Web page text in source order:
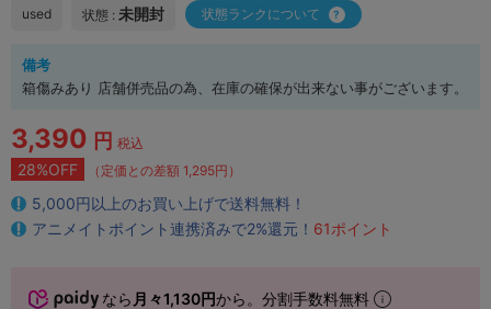
used 状態 : 未開封 状態ランクについて
備考
箱傷みあり 店舗併売品の為、在庫の確保が出来ない事がございます。
3,390 円 税込
28%OFF （定価との差額 1,295円）
5,000円以上のお買い上げで送料無料！
アニメイトポイント連携済みで2%還元！ 61ポイント
なら 月々1,130円から。分割手数料無料